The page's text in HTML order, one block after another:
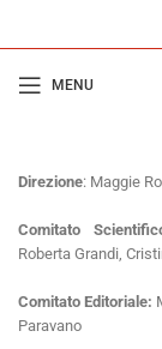
MENU
Direzione: Maggie
Comitato
Roberta Grandi,
Comitato Editoriale:
Paravano